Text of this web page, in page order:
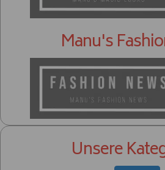
Manu's
Unsere